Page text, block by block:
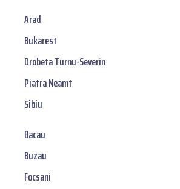
Arad
Bukarest
Drobeta Turnu-Severin
Piatra Neamt
Sibiu
Bacau
Buzau
Focsani